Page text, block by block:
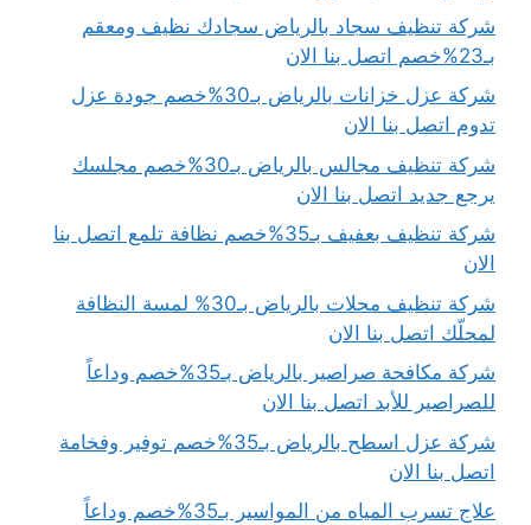
شركة تنظيف سجاد بالرياض سجادك نظيف ومعقم
بـ23%خصم اتصل بنا الان
شركة عزل خزانات بالرياض بـ30%خصم جودة عزل
تدوم اتصل بنا الان
شركة تنظيف مجالس بالرياض بـ30%خصم مجلسك
يرجع جديد اتصل بنا الان
شركة تنظيف بعفيف بـ35%خصم نظافة تلمع اتصل بنا
الان
شركة تنظيف محلات بالرياض بـ30% لمسة النظافة
لمحلّك اتصل بنا الان
شركة مكافحة صراصير بالرياض بـ35%خصم وداعاً
للصراصير للأبد اتصل بنا الان
شركة عزل اسطح بالرياض بـ35%خصم توفير وفخامة
اتصل بنا الان
علاج تسرب المياه من المواسير بـ35%خصم وداعاً